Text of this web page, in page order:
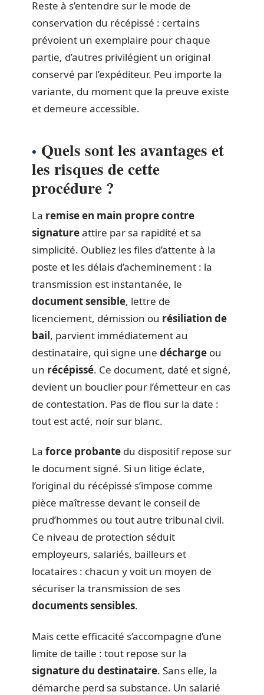
Reste à s’entendre sur le mode de
conservation du récépissé : certains
prévoient un exemplaire pour chaque
partie, d’autres privilégient un original
conservé par l’expéditeur. Peu importe la
variante, du moment que la preuve existe
et demeure accessible.
Quels sont les avantages et
les risques de cette
procédure ?
La remise en main propre contre
signatureattire par sa rapidité et sa
simplicité. Oubliez les files d’attente à la
poste et les délais d’acheminement : la
transmission est instantanée, le
document sensible, lettre de
licenciement, démission ou résiliation de
bail, parvient immédiatement au
destinataire, qui signe une décharge ou
un récépissé. Ce document, daté et signé,
devient un bouclier pour l’émetteur en cas
de contestation. Pas de flou sur la date :
tout est acté, noir sur blanc.
La force probante du dispositif repose sur
le document signé. Si un litige éclate,
l’original du récépissé s’impose comme
pièce maîtresse devant le conseil de
prud’hommes ou tout autre tribunal civil.
Ce niveau de protection séduit
employeurs, salariés, bailleurs et
locataires : chacun y voit un moyen de
sécuriser la transmission de ses
documents sensibles.
Mais cette efficacité s’accompagne d’une
limite de taille : tout repose sur la
signature du destinataire. Sans elle, la
démarche perd sa substance. Un salarié